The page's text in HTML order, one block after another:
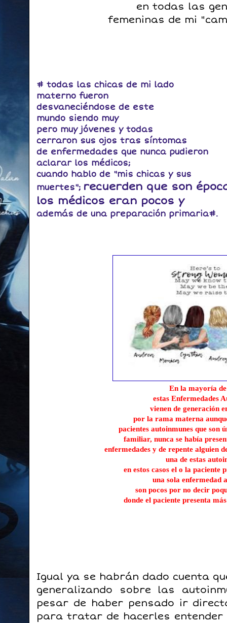
en todas las
femeninas de mi
# todas las chicas de mi lado
materno fueron
desvaneciéndose de este
mundo siendo muy
pero muy jóvenes y todas
cerraron sus ojos tras síntomas
de enfermedades que nunca pudieron
aclarar los médicos;
cuando hablo de "mis chicas y sus
muertes"; recuerden que son
los médicos eran pocos y
además de una preparación primaria#.
En la mayoría de
estas Enfermedades
vienen de generación
por la rama materna
pacientes autoinmunes que son
familiar, nunca se había
enfermedades y de repente alguien
una de estas
en estos casos el o la paciente
una sola enfermedad
son pocos por no decir
donde el paciente presenta
Igual ya se habrán dado cuenta
generalizando sobre las
pesar de haber pensado ir
para tratar de hacerles entender